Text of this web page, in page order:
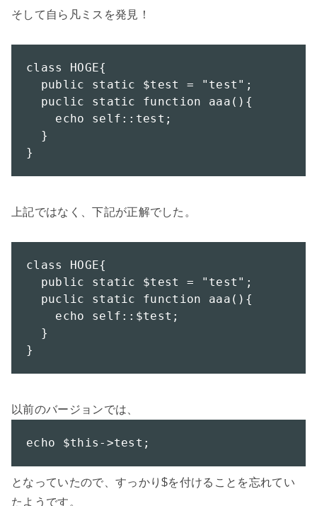
そして自ら凡ミスを発見！
class HOGE{
  public static $test = "test";
  puclic static function aaa(){
    echo self::test;
  }
}
上記ではなく、下記が正解でした。
class HOGE{
  public static $test = "test";
  puclic static function aaa(){
    echo self::$test;
  }
}
echo $this->test;
となっていたので、すっかり$を付けることを忘れてい
たようです。